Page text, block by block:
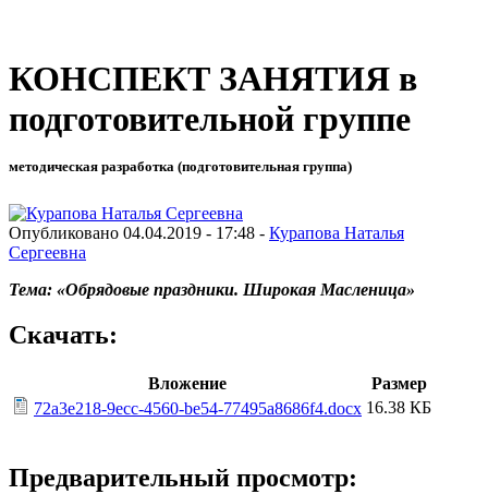
КОНСПЕКТ ЗАНЯТИЯ в
подготовительной группе
методическая разработка (подготовительная группа)
Опубликовано 04.04.2019 - 17:48 - Курапова Наталья
Сергеевна
Тема: «Обрядовые праздники. Широкая Масленица»
Скачать:
Вложение
Размер
72a3e218-9ecc-4560-be54-77495a8686f4.docx 16.38 КБ
Предварительный просмотр: